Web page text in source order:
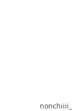
nonchiiii_